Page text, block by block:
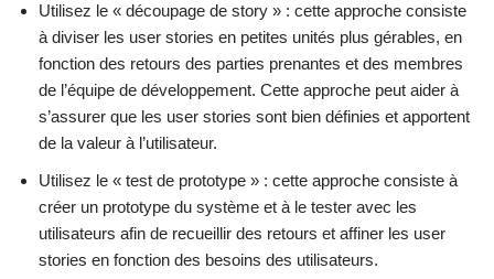
Utilisez le « découpage de story » : cette approche consiste
à diviser les user stories en petites unités plus gérables, en
fonction des retours des parties prenantes et des membres
de l’équipe de développement. Cette approche peut aider à
s’assurer que les user stories sont bien définies et apportent
de la valeur à l’utilisateur.
Utilisez le « test de prototype » : cette approche consiste à
créer un prototype du système et à le tester avec les
utilisateurs afin de recueillir des retours et affiner les user
stories en fonction des besoins des utilisateurs.